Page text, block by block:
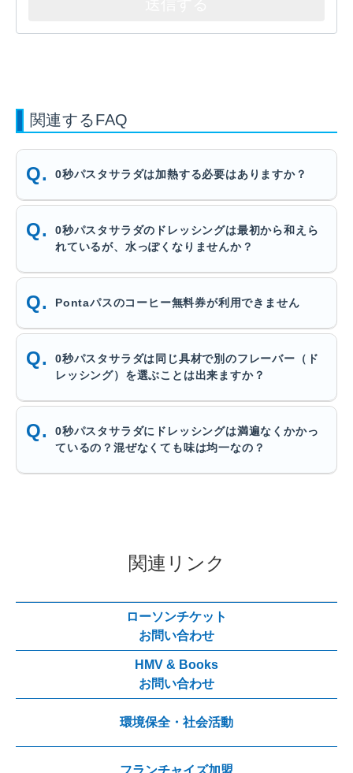
関連するFAQ
0秒パスタサラダは加熱する必要はありますか？
0秒パスタサラダのドレッシングは最初から和えら
れているが、水っぽくなりませんか？
Pontaパスのコーヒー無料券が利用できません
0秒パスタサラダは同じ具材で別のフレーバー（ド
レッシング）を選ぶことは出来ますか？
0秒パスタサラダにドレッシングは満遍なくかかっ
ているの？混ぜなくても味は均一なの？
関連リンク
ローソンチケット
お問い合わせ
HMV & Books
お問い合わせ
環境保全・社会活動
フランチャイズ加盟